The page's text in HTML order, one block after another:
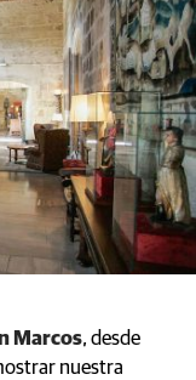
Marcos, desde
nuestra